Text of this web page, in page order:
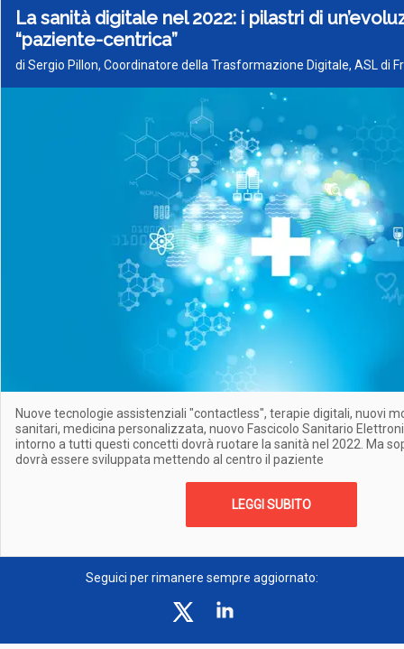
La sanità digitale nel 2022: i pilastri di
“paziente-centrica”
di Sergio Pillon, Coordinatore della Trasformazione Digitale, ASL di
Nuove tecnologie assistenziali "contactless", terapie digitali, nuovi
sanitari, medicina personalizzata, nuovo Fascicolo Sanitario
intorno a tutti questi concetti dovrà ruotare la sanità nel 2022. Ma
dovrà essere sviluppata mettendo al centro il paziente
LEGGI SUBITO
Seguici per rimanere sempre aggiornato: